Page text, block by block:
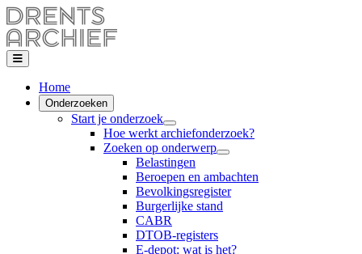
Home
Onderzoeken
Start je onderzoek
Hoe werkt archiefonderzoek?
Zoeken op onderwerp
Belastingen
Beroepen en ambachten
Bevolkingsregister
Burgerlijke stand
CABR
DTOB-registers
E-depot: wat is het?